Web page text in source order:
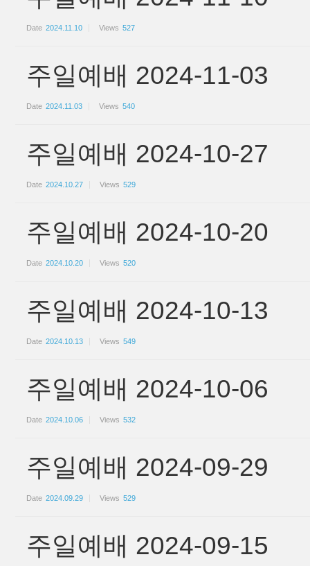
Date 2024.11.10 Views 527
주일예배 2024-11-03
Date 2024.11.03 Views 540
주일예배 2024-10-27
Date 2024.10.27 Views 529
주일예배 2024-10-20
Date 2024.10.20 Views 520
주일예배 2024-10-13
Date 2024.10.13 Views 549
주일예배 2024-10-06
Date 2024.10.06 Views 532
주일예배 2024-09-29
Date 2024.09.29 Views 529
주일예배 2024-09-15